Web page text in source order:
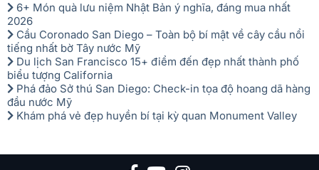
toán trực tuyến.
Phí hủy được quy định như sau:
Trước ngày đi 7-15 ngày hủy vé phạt: 50% giá tour.
Trước ngày đi 03 ngày hủy phạt: 70% giá tour.
Sau thời gian trên, hủy hoặc không báo hủy phạt:
100% giá tour.
tính như hủy vé không thông báo.
6+ Món quà lưu niệm Nhật Bản ý nghĩa, đáng mua nhất
2026
Cầu Coronado San Diego – Toàn bộ bí mật về cây cầu nổi
tiếng nhất bờ Tây nước Mỹ
Du lịch San Francisco 15+ điểm đến đẹp nhất thành phố
biểu tượng California
Phá đảo Sở thú San Diego: Check-in tọa độ hoang dã hàng
đầu nước Mỹ
Khám phá vẻ đẹp huyền bí tại kỳ quan Monument Valley